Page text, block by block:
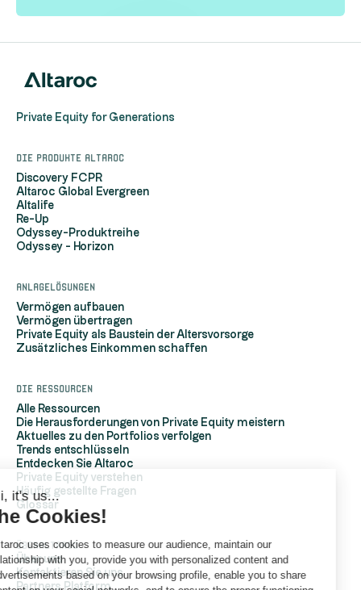
Hi, it's us...
the Cookies!
Altaroc uses cookies to measure our audience, maintain our
relationship with you, provide you with personalized content and
advertisements based on your browsing profile, enable you to share
Private Equity for Generations
Die Produkte Altaroc
Discovery FCPR
Altaroc Global Evergreen
Altalife
Re-Up
Odyssey-Produktreihe
Odyssey - Horizon
Anlagelösungen
Vermögen aufbauen
Vermögen übertragen
Private Equity als Baustein der Altersvorsorge
Zusätzliches Einkommen schaffen
Die Ressourcen
Alle Ressourcen
Die Herausforderungen von Private Equity meistern
Aktuelles zu den Portfolios verfolgen
Trends entschlüsseln
Entdecken Sie Altaroc
Private Equity verstehen
Häufig gestellte Fragen
Glossar
ÜberAltaroc
Über uns
Kontaktieren Sie uns
Partners Platform